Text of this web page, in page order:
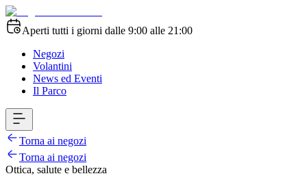
Aperti tutti i giorni dalle 9:00 alle 21:00
Negozi
Volantini
News ed Eventi
Il Parco
Torna ai negozi
Torna ai negozi
Ottica, salute e bellezza